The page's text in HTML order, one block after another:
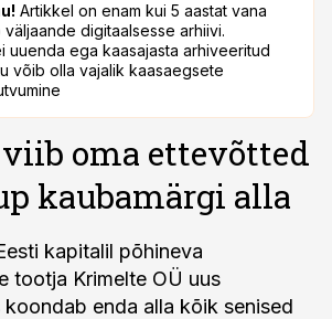
Artikkel on enam kui 5 aastat vana
digitaalsesse arhiivi.
uuenda ega kaasajasta arhiveeritud
võib olla vajalik kaasaegsete
oma ettevõtted
kaubamärgi alla
kapitalil põhineva
tootja Krimelte OÜ uus
enda alla kõik senised